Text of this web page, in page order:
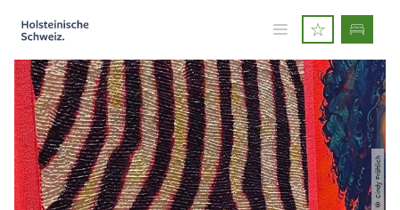
© Cindy Fröhlich